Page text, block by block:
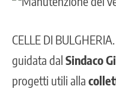
CELLE DI BULGHERIA
guidata dal Sindaco
progetti utili alla